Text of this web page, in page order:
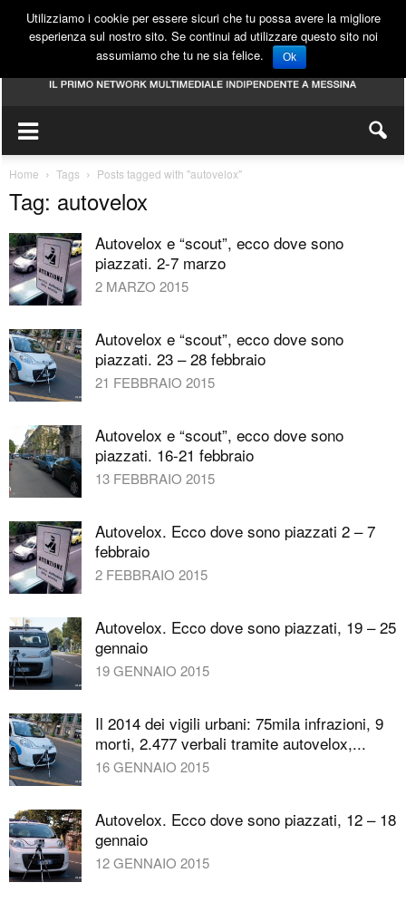
Home Tags Posts tagged with "autovelox"
Tag: autovelox
Autovelox e “scout”, ecco dove sono
piazzati. 2-7 marzo
2 MARZO 2015
Autovelox e “scout”, ecco dove sono
piazzati. 23 – 28 febbraio
21 FEBBRAIO 2015
Autovelox e “scout”, ecco dove sono
piazzati. 16-21 febbraio
13 FEBBRAIO 2015
Autovelox. Ecco dove sono piazzati 2 – 7
febbraio
2 FEBBRAIO 2015
Autovelox. Ecco dove sono piazzati, 19 – 25
gennaio
19 GENNAIO 2015
Il 2014 dei vigili urbani: 75mila infrazioni, 9
morti, 2.477 verbali tramite autovelox,...
16 GENNAIO 2015
Autovelox. Ecco dove sono piazzati, 12 – 18
gennaio
12 GENNAIO 2015
Utilizziamo i cookie per essere sicuri che tu possa avere la migliore
esperienza sul nostro sito. Se continui ad utilizzare questo sito noi
assumiamo che tu ne sia felice.
Ok